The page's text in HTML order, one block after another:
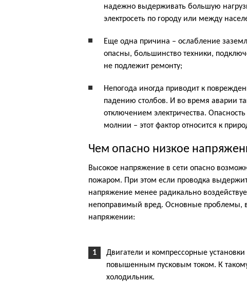
надежно выдерживать большую
электросеть по городу или между
Еще одна причина – ослабление
опасны, большинство техники,
не подлежит ремонту;
Непогода иногда приводит к
падению столбов. И во время аварии
отключением электричества.
молнии – этот фактор относится к
Чем опасно низкое
Высокое напряжение в сети опасно
пожаром. При этом если проводка
напряжение менее радикально
непоправимый вред. Основные проблемы,
напряжении:
Двигатели и компрессорные
повышенным пусковым током. К
холодильник.